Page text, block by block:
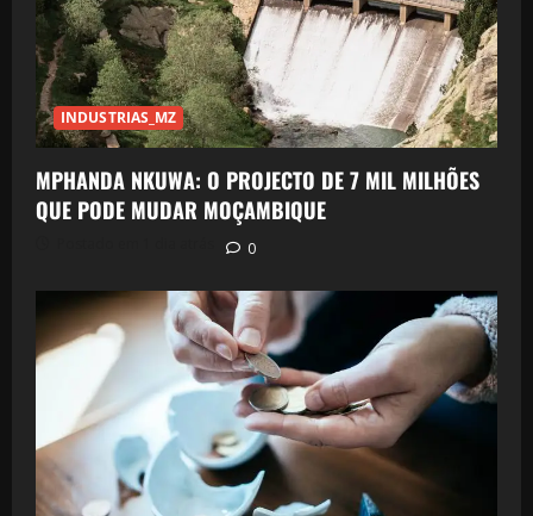
INDUSTRIAS_MZ
MPHANDA NKUWA: O PROJECTO DE 7 MIL MILHÕES
QUE PODE MUDAR MOÇAMBIQUE
0